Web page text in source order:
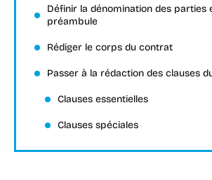
Définir la dénomination des parties
préambule
Rédiger le corps du contrat
Passer à la rédaction des clauses
Clauses essentielles
Clauses spéciales